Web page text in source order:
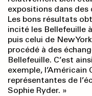
expositions dans des
Les bons résultats
incité les Bellefeuille
puis celui de New
procédé à des
Bellefeuille. C’est
exemple, l’Américain
représentantes de
Sophie Ryder. »